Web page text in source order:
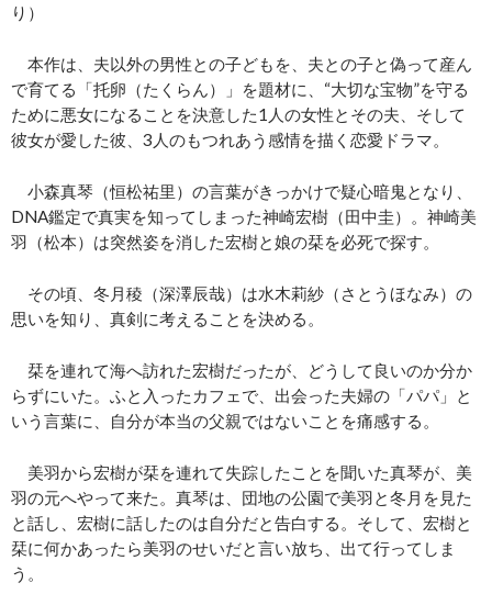
り）
本作は、夫以外の男性との子どもを、夫との子と偽って産ん
で育てる「托卵（たくらん）」を題材に、“大切な宝物”を守る
ために悪女になることを決意した1人の女性とその夫、そして
彼女が愛した彼、3人のもつれあう感情を描く恋愛ドラマ。
小森真琴（恒松祐里）の言葉がきっかけで疑心暗鬼となり、
DNA鑑定で真実を知ってしまった神崎宏樹（田中圭）。神崎美
羽（松本）は突然姿を消した宏樹と娘の栞を必死で探す。
その頃、冬月稜（深澤辰哉）は水木莉紗（さとうほなみ）の
思いを知り、真剣に考えることを決める。
栞を連れて海へ訪れた宏樹だったが、どうして良いのか分か
らずにいた。ふと入ったカフェで、出会った夫婦の「パパ」と
いう言葉に、自分が本当の父親ではないことを痛感する。
美羽から宏樹が栞を連れて失踪したことを聞いた真琴が、美
羽の元へやって来た。真琴は、団地の公園で美羽と冬月を見た
と話し、宏樹に話したのは自分だと告白する。そして、宏樹と
栞に何かあったら美羽のせいだと言い放ち、出て行ってしま
う。